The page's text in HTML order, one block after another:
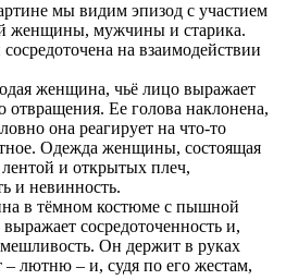
мы видим эпизод с участием
женщины, мужчины и старика.
на взаимодействии
женщина, чьё лицо выражает
отвращения. Ее голова наклонена,
она реагирует на что-то
Одежда женщины, состоящая
и открытых плеч,
и невинность.
в тёмном костюме с пышной
сосредоточенность и,
Он держит в руках
лютню – и, судя по его жестам,